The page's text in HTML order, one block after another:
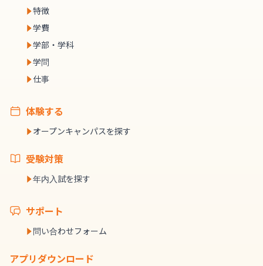
特徴
学費
学部・学科
学問
仕事
体験する
オープンキャンパスを探す
受験対策
年内入試を探す
サポート
問い合わせフォーム
アプリダウンロード